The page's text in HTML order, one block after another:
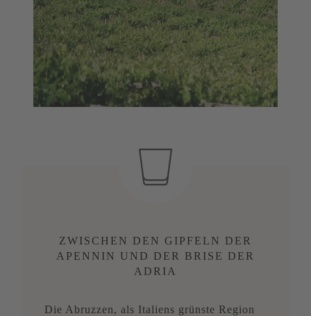
ZWISCHEN DEN GIPFELN DER
APENNIN UND DER BRISE DER
ADRIA
Die Abruzzen, als Italiens grünste Region